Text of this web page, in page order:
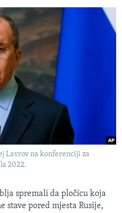
Lavrov na konferenciji za
2022.
spremali da pločicu koja
stave pored mjesta Rusije,